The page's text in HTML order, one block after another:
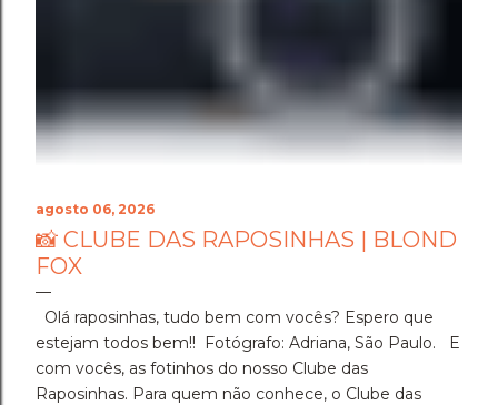
agosto 06, 2026
📸 CLUBE DAS RAPOSINHAS | BLOND
FOX
Olá raposinhas, tudo bem com vocês? Espero que
estejam todos bem!! Fotógrafo: Adriana, São Paulo. E
com vocês, as fotinhos do nosso Clube das
Raposinhas. Para quem não conhece, o Clube das